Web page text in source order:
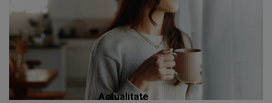
Actualitate